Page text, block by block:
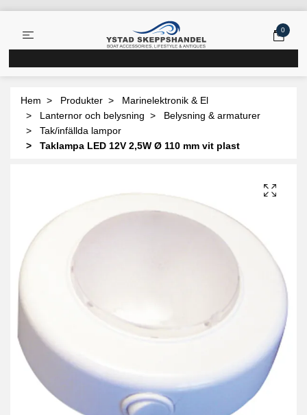
0
Hem Produkter
Marinelektronik & El
Lanternor och belysning
Belysning & armaturer
Tak/infällda lampor
Taklampa LED 12V 2,5W Ø 110 mm vit plast